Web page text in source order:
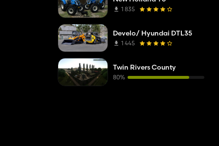
1 835
Develo/ Hyundai DTL35
1 445
Twin Rivers County
80%